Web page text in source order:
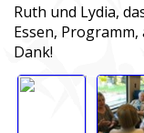
Ruth und Lydia,
Essen,
Dank!